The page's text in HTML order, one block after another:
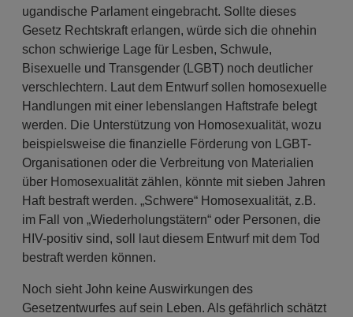
ugandische Parlament eingebracht. Sollte dieses
Gesetz Rechtskraft erlangen, würde sich die ohnehin
schon schwierige Lage für Lesben, Schwule,
Bisexuelle und Transgender (LGBT) noch deutlicher
verschlechtern. Laut dem Entwurf sollen homosexuelle
Handlungen mit einer lebenslangen Haftstrafe belegt
werden. Die Unterstützung von Homosexualität, wozu
beispielsweise die finanzielle Förderung von LGBT-
Organisationen oder die Verbreitung von Materialien
über Homosexualität zählen, könnte mit sieben Jahren
Haft bestraft werden. „Schwere“ Homosexualität, z.B.
im Fall von „Wiederholungstätern“ oder Personen, die
HIV-positiv sind, soll laut diesem Entwurf mit dem Tod
bestraft werden können.
Noch sieht John keine Auswirkungen des
Gesetzentwurfes auf sein Leben. Als gefährlich schätzt